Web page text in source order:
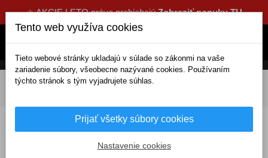
☀️ AKCIE LETO práve prebiehajúZobraziť ponuku TU
DOMOV Exteriérové doplnky
Zrkadlo vnútorné na pozorovanie dieťata
Tento web využíva cookies
Tieto webové stránky ukladajú v súlade so zákonmi na vaše
zariadenie súbory, všeobecne nazývané cookies. Používaním
týchto stránok s tým vyjadrujete súhlas.
Prijať všetky súbory cookies
Nastavenie cookies